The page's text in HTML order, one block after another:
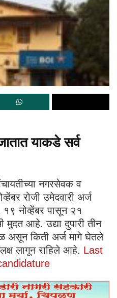
याकडे सर्व
नगरसेवक व
रोजी उमेदवारी अर्ज
१९ नोव्हेंबर पासून २१
मुदत आहे. उद्या दुपारी तीन
असून किती अर्ज मागे घेतले
लागून राहिले आहे. Last